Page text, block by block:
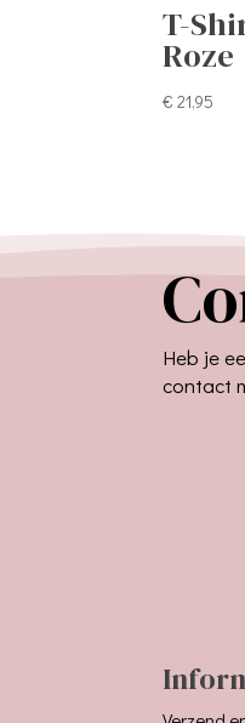
T-
Roze
€ 21,95
Heb je
contact